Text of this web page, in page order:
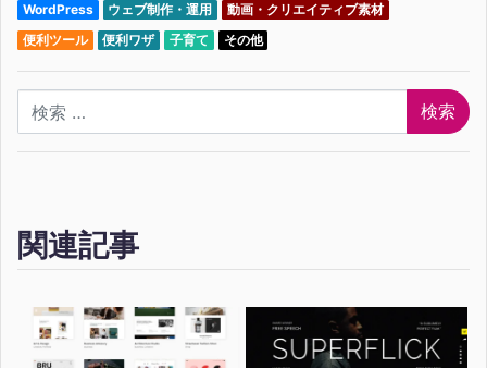
WordPress ウェブ制作・運用
動画・クリエイティブ素材
便利ツール
便利ワザ 子育て その他
検索
関連記事